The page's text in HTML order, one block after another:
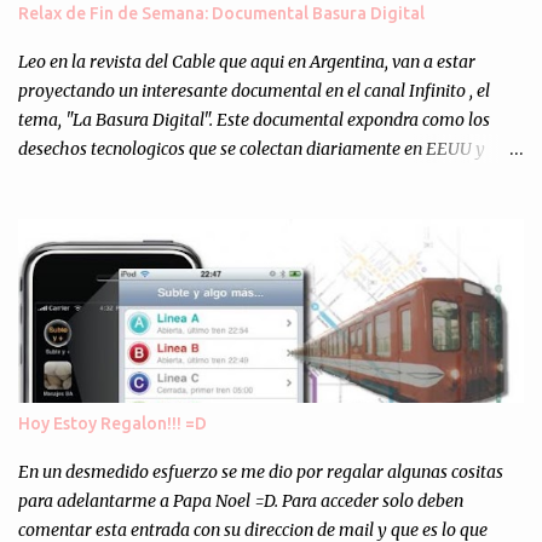
Totalmente inesperado. Mas de 200 personas en vivo
escuchándonos y viendo como grabamos el semanario es, para mi
personalmente, un éxito y un logro sin precedentes. Sinceram...
Relax de Fin de Semana: Documental Basura Digital
Leo en la revista del Cable que aqui en Argentina, van a estar
proyectando un interesante documental en el canal Infinito , el
tema, "La Basura Digital". Este documental expondra como los
desechos tecnologicos que se colectan diariamente en EEUU y
Asi, todos los residuos sonincinerados produciendo lo que los
ambientalistas llaman "La Pesadilla de la Edad Cibernetica". La
transmision es el Domingo 2 de diciembre a las 21:00 hs. Me
parecio muy interesante, no creo que lo pueda ver por la hora, asi
que los comentarios los dejo en sus manos...
Hoy Estoy Regalon!!! =D
En un desmedido esfuerzo se me dio por regalar algunas cositas
para adelantarme a Papa Noel =D. Para acceder solo deben
comentar esta entrada con su direccion de mail y que es lo que